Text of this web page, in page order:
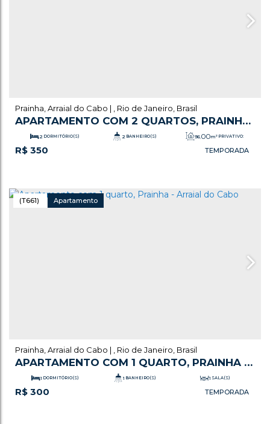
APARTAMENTO COM 2 QUARTOS, PRAINHA
- ARRAIAL DO CABO
R$ 350
Prainha Arraial do Cabo Rio de Janeiro Brasil
2 DORMITÓRIO(S) 2 BANHEIRO(S) PRIVATIVO:
96.00m²
VAGA(S)
(T661) Apartamento
APARTAMENTO COM 1 QUARTO, PRAINHA -
ARRAIAL DO CABO
R$ 300
Prainha Arraial do Cabo Rio de Janeiro Brasil
1 DORMITÓRIO(S) 1 BANHEIRO(S) 1 SALA(S)